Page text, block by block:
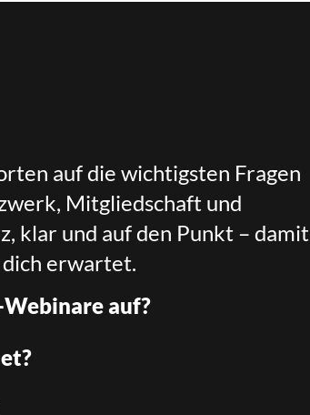
auf die wichtigsten Fragen
Mitgliedschaft und
klar und auf den Punkt – damit
erwartet.
auf?